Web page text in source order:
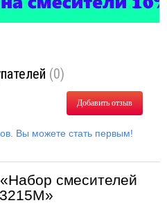
(0)
Добавить отзыв
Вы можете стать первым!
смесителей